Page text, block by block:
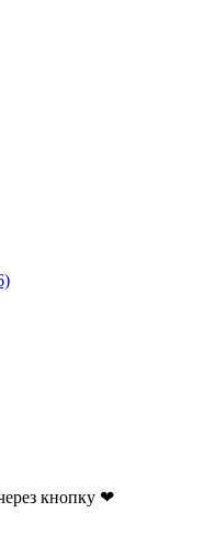
кнопку ❤